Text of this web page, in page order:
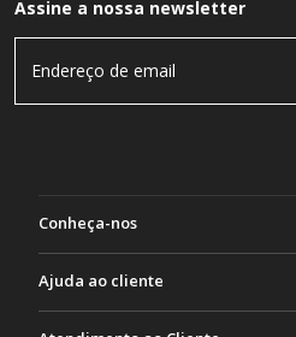
Assine a nossa newsletter
Conheça-nos
Ajuda ao cliente